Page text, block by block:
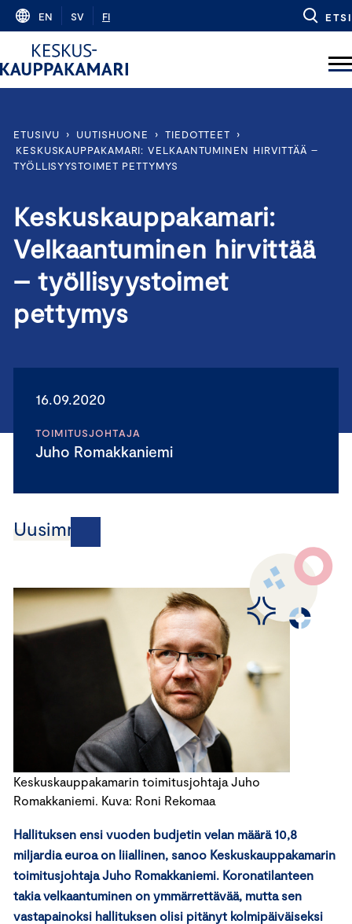
Skip
content
EN SV FI ETSI
ETUSIVU › UUTISHUONE › TIEDOTTEET
›
KESKUSKAUPPAKAMARI: VELKAANTUMINEN HIRVITTÄÄ –
TYÖLLISYYSTOIMET PETTYMYS
Keskuskauppakamari:
Velkaantuminen hirvittää
– työllisyystoimet
pettymys
16.09.2020
TOIMITUSJOHTAJA
Juho Romakkaniemi
Uusimmat
Keskuskauppakamarin toimitusjohtaja Juho
Romakkaniemi. Kuva: Roni Rekomaa
Hallituksen ensi vuoden budjetin velan määrä 10,8
miljardia euroa on liiallinen, sanoo Keskuskauppakamarin
toimitusjohtaja Juho Romakkaniemi. Koronatilanteen
takia velkaantuminen on ymmärrettävää, mutta sen
vastapainoksi hallituksen olisi pitänyt kolmipäiväiseksi